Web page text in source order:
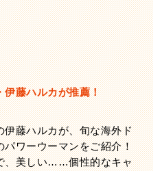
伊藤ハルカが推薦！
藤ハルカが、旬な海外ド
ワーウーマンをご紹介！
、美しい……個性的なキャ